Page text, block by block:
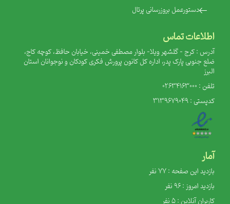
اطلاعات تماس
آدرس : کرج - گلشهر ویلا- بلوار مصطفی خمینی، خیابان حافظ، کوچه کاج،
ضلع جنوبی پارک پدر، اداره کل کانون پرورش فکری کودکان و نوجوانان استان
البرز
تلفن : 02634163000
کدپستی : 3139679049
‌دستورعمل بروزرسانی پرتال
آمار
بازدید این صفحه : 77 نفر
بازدید امروز : 96 نفر
کاربران آنلاین : 5 نفر